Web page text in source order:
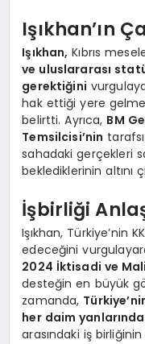
Işıkhan’ın
Işıkhan, Kıbrıs
ve uluslararası
gerektiğini
hak ettiği yere
belirtti. Ayrıca, BM
Temsilcisi’nin
sahadaki gerçekleri
beklediklerinin altını
İşbirliği
Işıkhan, Türkiye’nin
edeceğini
2024 İktisadi ve
desteğin en büyük
zamanda,
her daim yanlarında
arasındaki iş